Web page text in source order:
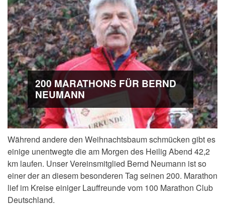
200 MARATHONS FÜR BERND
NEUMANN
Während andere den Weihnachtsbaum schmücken gibt es
einige unentwegte die am Morgen des Heilig Abend 42,2
km laufen. Unser Vereinsmitglied Bernd Neumann ist so
einer der an diesem besonderen Tag seinen 200. Marathon
lief im Kreise einiger Lauffreunde vom 100 Marathon Club
Deutschland.